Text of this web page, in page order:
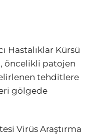
Hastalıklar Kürsü
öncelikli patojen
tehditlere
gölgede
Virüs Araştırma